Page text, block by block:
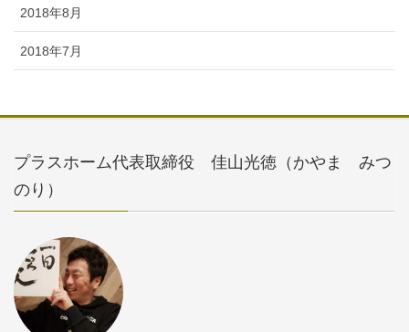
2018年8月
2018年7月
プラスホーム代表取締役 佳山光徳（かやま みつ
のり）